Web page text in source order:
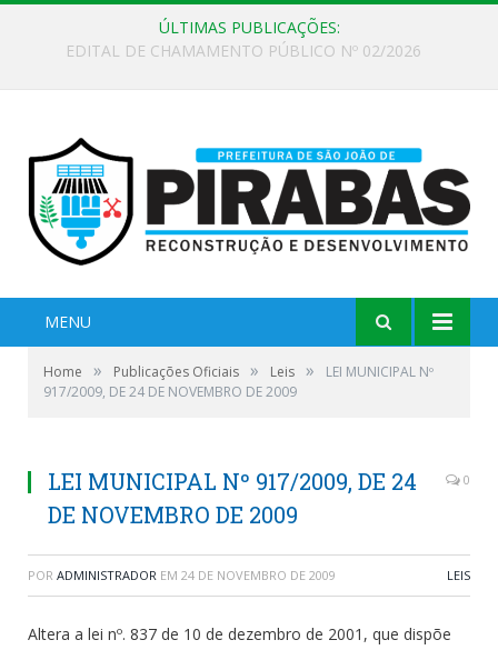
ÚLTIMAS PUBLICAÇÕES:
EDITAL DE CHAMAMENTO PÚBLICO Nº 02/2026
MENU
Home » Publicações Oficiais » Leis »
LEI MUNICIPAL Nº
917/2009, DE 24 DE NOVEMBRO DE 2009
LEI MUNICIPAL Nº 917/2009, DE 24
DE NOVEMBRO DE 2009
0
POR ADMINISTRADOR EM 24 DE NOVEMBRO DE 2009 LEIS
Altera a lei nº. 837 de 10 de dezembro de 2001, que dispõe